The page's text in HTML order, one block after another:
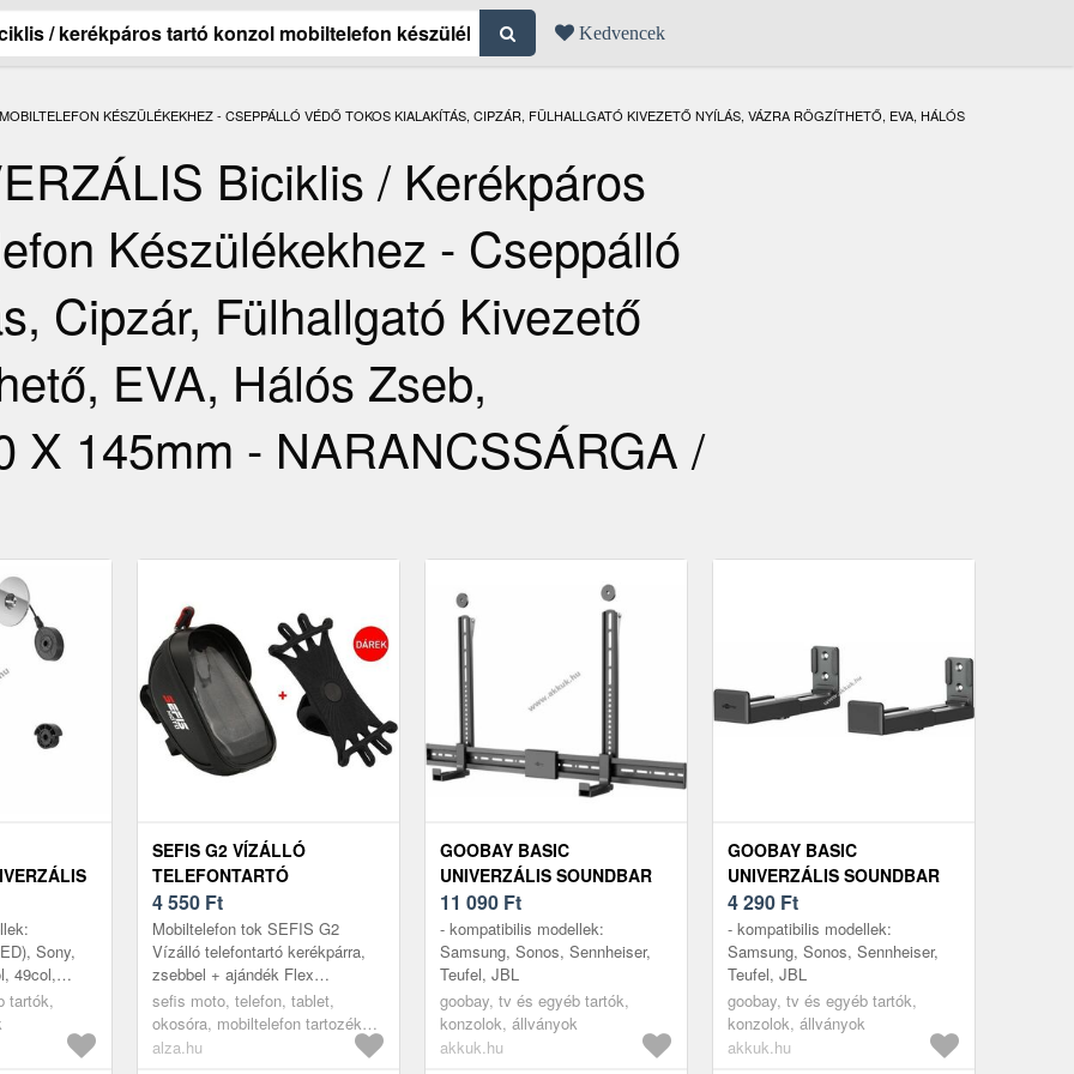
Kedvencek
KÉSZÜLÉKEKHEZ - CSEPPÁLLÓ VÉDŐ TOKOS KIALAKÍTÁS, CIPZÁR, FÜLHALLGATÓ KIVEZETŐ NYÍLÁS, VÁZRA RÖGZÍTHETŐ, EVA, HÁLÓS
Biciklis / Kerékpáros
Készülékekhez - Cseppálló
Cipzár, Fülhallgató Kivezető
EVA, Hálós Zseb,
X 145mm - NARANCSSÁRGA /
70COL
Sony,
49col,
65col,
lapos
tartók,
SEFIS G2 VÍZÁLLÓ
TELEFONTARTÓ
KERÉKPÁRRA, ZSEBBEL +
AJÁNDÉK FLEX
KERÉKPÁROS
TELEFONTARTÓ
4 550 Ft
Mobiltelefon tok SEFIS G2
Vízálló telefontartó kerékpárra,
zsebbel + ajándék Flex
kerékpáros telefontartó: Az
SEFIS G2 mobiltelefon-tartó
minőségi ...
sefis moto, telefon, tablet,
okosóra, mobiltelefon tartozékok,
tartók és állványok
alza.hu
GOOBAY BASIC
UNIVERZÁLIS SOUNDBAR
TARTÓ TV-HEZ FEKETE
11 090 Ft
- kompatibilis modellek:
Samsung, Sonos, Sennheiser,
Teufel, JBL
goobay, tv és egyéb tartók,
konzolok, állványok
akkuk.hu
GOOBAY BASIC
UNIVERZÁLIS SOUNDBAR
FALITARTÓ FEKETE
4 290 Ft
- kompatibilis modellek:
Samsung, Sonos, Sennheiser,
Teufel, JBL
goobay, tv és egyéb tartók,
konzolok, állványok
akkuk.hu